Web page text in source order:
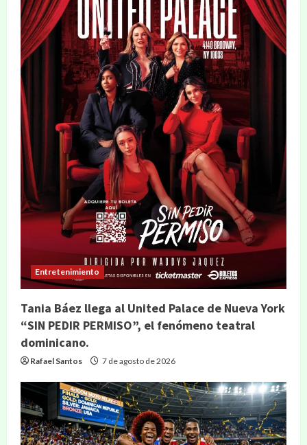
Entretenimiento
Tania Báez llega al United Palace de Nueva York
“SIN PEDIR PERMISO”, el fenómeno teatral
dominicano.
Rafael Santos 7 de agosto de 2026